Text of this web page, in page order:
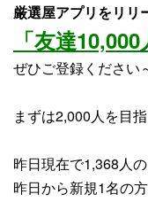
厳選屋アプリをリリ
「友達
ぜひご登録ください
まずは2,000人を目指
昨日現在で1,368人の
昨日から新規1名の